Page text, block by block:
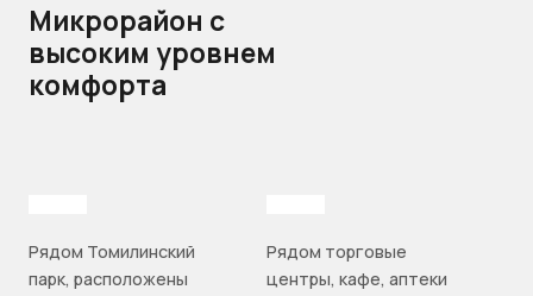
Микрорайон с
высоким уровнем
комфорта
Рядом Томилинский
парк, расположены
Рядом торговые
центры, кафе, аптеки